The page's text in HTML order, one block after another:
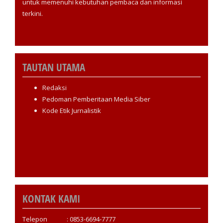
untuk memenuhi kebutuhan pembaca dan informasi
terkini.
TAUTAN UTAMA
Redaksi
Pedoman Pemberitaan Media Siber
Kode Etik Jurnalistik
KONTAK KAMI
Telepon : 0853-6694-7777